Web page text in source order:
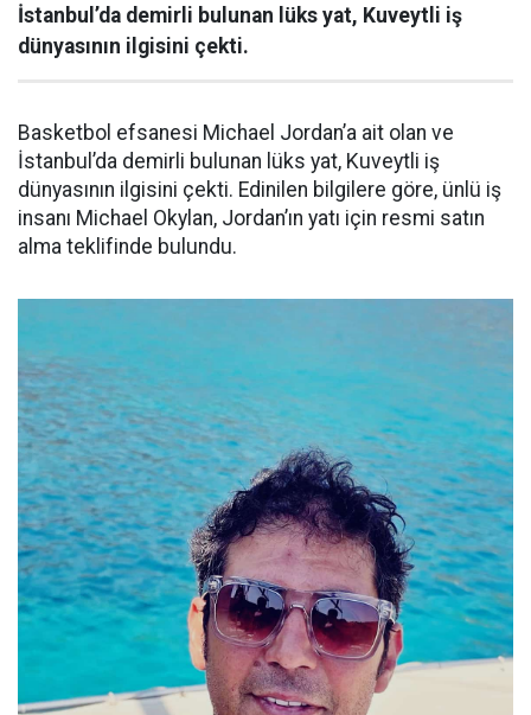
İstanbul’da demirli bulunan lüks yat, Kuveytli iş
dünyasının ilgisini çekti.
Basketbol efsanesi Michael Jordan’a ait olan ve
İstanbul’da demirli bulunan lüks yat, Kuveytli iş
dünyasının ilgisini çekti. Edinilen bilgilere göre, ünlü iş
insanı Michael Okylan, Jordan’ın yatı için resmi satın
alma teklifinde bulundu.